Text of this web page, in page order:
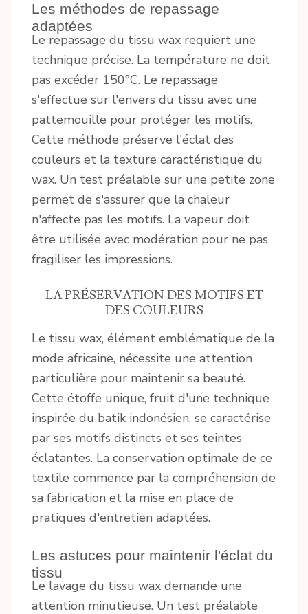
Les méthodes de repassage
adaptées
Le repassage du tissu wax requiert une
technique précise. La température ne doit
pas excéder 150°C. Le repassage
s'effectue sur l'envers du tissu avec une
pattemouille pour protéger les motifs.
Cette méthode préserve l'éclat des
couleurs et la texture caractéristique du
wax. Un test préalable sur une petite zone
permet de s'assurer que la chaleur
n'affecte pas les motifs. La vapeur doit
être utilisée avec modération pour ne pas
fragiliser les impressions.
LA PRÉSERVATION DES MOTIFS ET
DES COULEURS
Le tissu wax, élément emblématique de la
mode africaine, nécessite une attention
particulière pour maintenir sa beauté.
Cette étoffe unique, fruit d'une technique
inspirée du batik indonésien, se caractérise
par ses motifs distincts et ses teintes
éclatantes. La conservation optimale de ce
textile commence par la compréhension de
sa fabrication et la mise en place de
pratiques d'entretien adaptées.
Les astuces pour maintenir l'éclat du
tissu
Le lavage du tissu wax demande une
attention minutieuse. Un test préalable